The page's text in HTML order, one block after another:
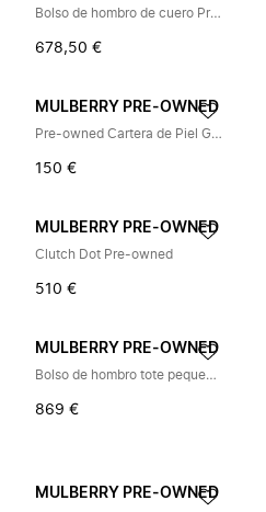
Bolso de hombro de cuero Pre-owned
678,50 €
MULBERRY PRE-OWNED
Pre-owned Cartera de Piel Granulada Mediana Estilo Cartera Francesa
150 €
MULBERRY PRE-OWNED
Clutch Dot Pre-owned
510 €
MULBERRY PRE-OWNED
Bolso de hombro tote pequeño Portobello Pre-owned
869 €
MULBERRY PRE-OWNED